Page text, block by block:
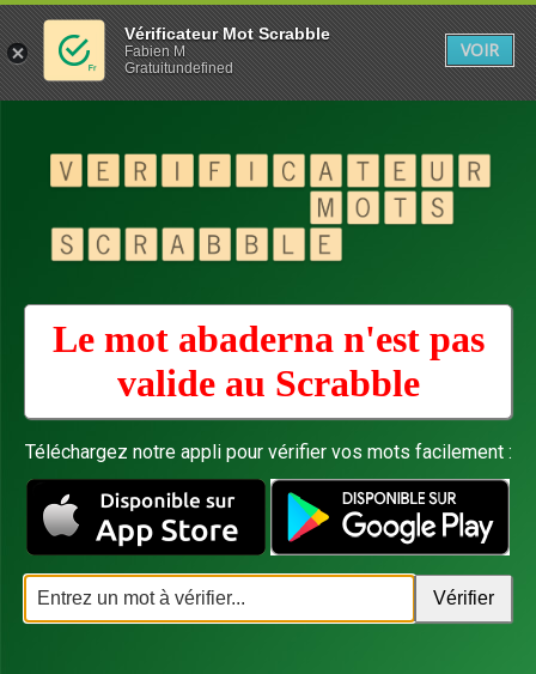
Le mot abaderna n'est pas
valide au Scrabble
Téléchargez notre appli pour vérifier vos mots facilement :
Vérificateur Mot Scrabble
Fabien M
Gratuitundefined
VOIR